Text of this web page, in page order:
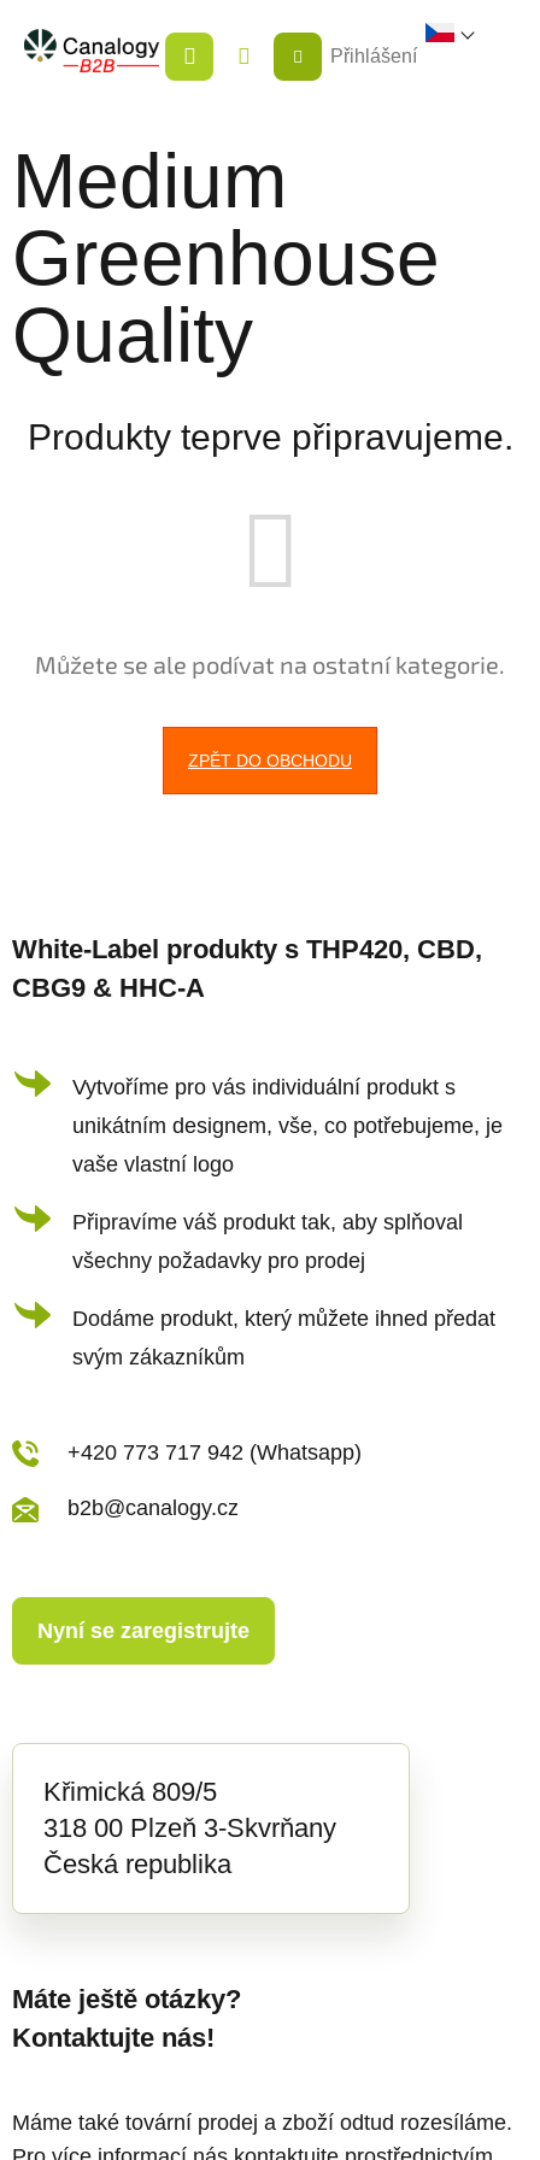
obsah
NÁKUPNÍ
KOŠÍK
Přihlášení
Medium
Greenhouse
Quality
Produkty teprve připravujeme.
Můžete se ale podívat na ostatní kategorie.
ZPĚT DO OBCHODU
á
p
a
White-Label produkty s THP420, CBD,
CBG9 & HHC-A
Vytvoříme pro vás individuální produkt s
unikátním designem, vše, co potřebujeme, je
vaše vlastní logo
Připravíme váš produkt tak, aby splňoval
všechny požadavky pro prodej
Dodáme produkt, který můžete ihned předat
svým zákazníkům
+420 773 717 942 (Whatsapp)
b2b@canalogy.cz
Nyní se zaregistrujte
Křimická 809/5
318 00 Plzeň 3-Skvrňany
Česká republika
Máte ještě otázky?
Kontaktujte nás!
Máme také tovární prodej a zboží odtud rozesíláme.